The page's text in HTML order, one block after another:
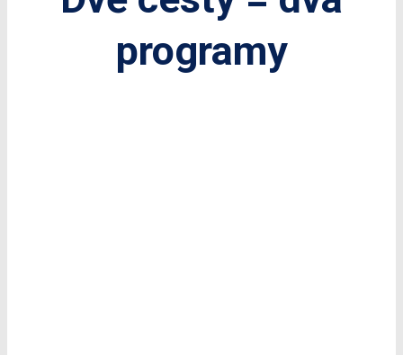
programy